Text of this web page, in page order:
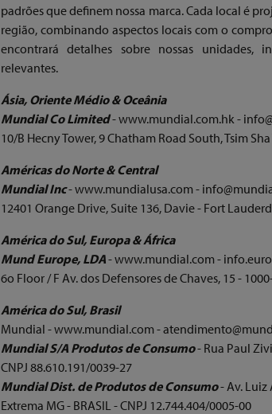
padrões que definem nossa marca. Cada local é
região, combinando aspectos locais com o
encontrará detalhes sobre nossas unidades,
relevantes.
Ásia, Oriente Médio & Oceânia
Mundial Co Limited- www.mundial.com.hk -
10/B Hecny Tower, 9 Chatham Road South, Tsim
Américas do Norte & Central
Mundial Inc- www.mundialusa.com -
12401 Orange Drive, Suite 136, Davie - Fort
América do Sul, Europa & África
Mund Europe, LDA- www.mundial.com -
6o Floor / F Av. dos Defensores de Chaves, 15 -
América do Sul, Brasil
Mundial - www.mundial.com -
Mundial S/A Produtos de Consumo- Rua Paul
CNPJ 88.610.191/0039-27
Mundial Dist. de Produtos de Consumo- Av. Luiz
Extrema MG - BRASIL - CNPJ 12.744.404/0005-00